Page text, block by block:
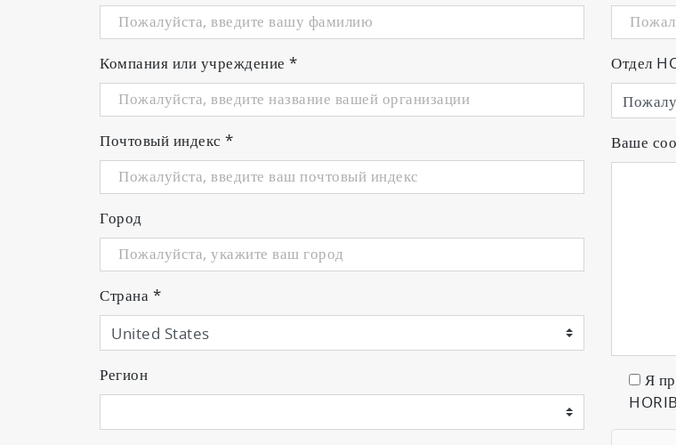
Компания или учреждение *
Почтовый индекс *
Город
Страна *
Регион
Отдел
Ваше
Я